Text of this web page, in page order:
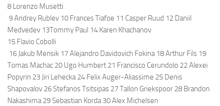
8 Lorenzo Musetti
9 Andrey Rublev 10 Frances Tiafoe 11 Casper Ruud 12 Daniil
Medvedev 13Tommy Paul 14 Karen Khachanov
15 Flavio Cobolli
16 Jakub Mensik 17 Alejandro Davidovich Fokina 18 Arthur Fils 19
Tomas Machac 20 Ugo Humbert 21 Francisco Cerundolo 22 Alexei
Popyrin 23 Jiri Lehecka 24 Felix Auger-Aliassime 25 Denis
Shapovalov 26 Stefanos Tsitsipas 27 Tallon Griekspoor 28 Brandon
Nakashima 29 Sebastian Korda 30 Alex Michelsen